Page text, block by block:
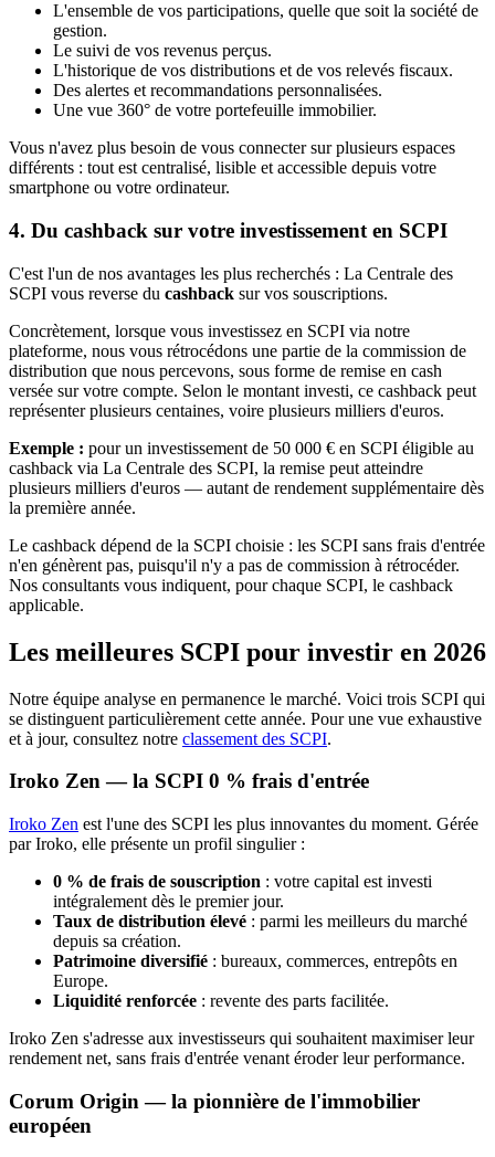
L'ensemble de vos participations, quelle que soit la société de
gestion.
Le suivi de vos revenus perçus.
L'historique de vos distributions et de vos relevés fiscaux.
Des alertes et recommandations personnalisées.
Une vue 360° de votre portefeuille immobilier.
Vous n'avez plus besoin de vous connecter sur plusieurs espaces
différents : tout est centralisé, lisible et accessible depuis votre
smartphone ou votre ordinateur.
4. Du cashback sur votre investissement en SCPI
C'est l'un de nos avantages les plus recherchés : La Centrale des
SCPI vous reverse du cashback sur vos souscriptions.
Concrètement, lorsque vous investissez en SCPI via notre
plateforme, nous vous rétrocédons une partie de la commission de
distribution que nous percevons, sous forme de remise en cash
versée sur votre compte. Selon le montant investi, ce cashback peut
représenter plusieurs centaines, voire plusieurs milliers d'euros.
Exemple : pour un investissement de 50 000 € en SCPI éligible au
cashback via La Centrale des SCPI, la remise peut atteindre
plusieurs milliers d'euros — autant de rendement supplémentaire dès
la première année.
Le cashback dépend de la SCPI choisie : les SCPI sans frais d'entrée
n'en génèrent pas, puisqu'il n'y a pas de commission à rétrocéder.
Nos consultants vous indiquent, pour chaque SCPI, le cashback
applicable.
Les meilleures SCPI pour investir en 2026
Notre équipe analyse en permanence le marché. Voici trois SCPI qui
se distinguent particulièrement cette année. Pour une vue exhaustive
et à jour, consultez notre classement des SCPI.
Iroko Zen — la SCPI 0 % frais d'entrée
Iroko Zen est l'une des SCPI les plus innovantes du moment. Gérée
par Iroko, elle présente un profil singulier :
0 % de frais de souscription : votre capital est investi
intégralement dès le premier jour.
Taux de distribution élevé : parmi les meilleurs du marché
depuis sa création.
Patrimoine diversifié : bureaux, commerces, entrepôts en
Europe.
Liquidité renforcée : revente des parts facilitée.
Iroko Zen s'adresse aux investisseurs qui souhaitent maximiser leur
rendement net, sans frais d'entrée venant éroder leur performance.
Corum Origin — la pionnière de l'immobilier
européen